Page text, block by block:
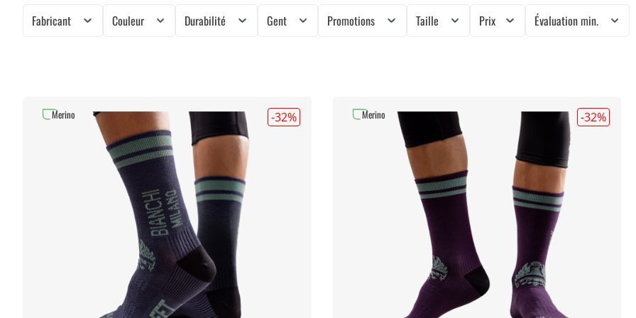
Fabricant Couleur Durabilité Gent Promotions Taille Prix Évaluation min.
-32%
Merino -32%
Merino